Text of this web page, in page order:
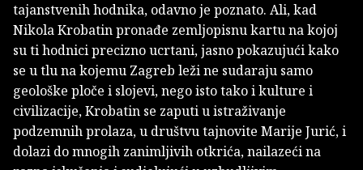
tajanstvenih hodnika, odavno je poznato. Ali, kad
Nikola Krobatin pronađe zemljopisnu kartu na kojoj
su ti hodnici precizno ucrtani, jasno pokazujući kako
se u tlu na kojemu Zagreb leži ne sudaraju samo
geološke ploče i slojevi, nego isto tako i kulture i
civilizacije, Krobatin se zaputi u istraživanje
podzemnih prolaza, u društvu tajnovite Marije Jurić, i
dolazi do mnogih zanimljivih otkrića, nailazeći na